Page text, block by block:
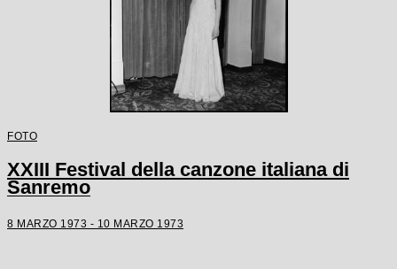
FOTO
XXIII Festival della canzone italiana di
Sanremo
8 MARZO 1973 - 10 MARZO 1973